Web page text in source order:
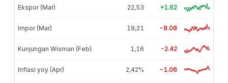
Ekspor (Mar) 22,53 +1.62
Impor (Mar) 19,21 -8.08
Kunjungan Wisman (Feb) 1,16 -2.42
Inflasi yoy (Apr) 2,42% -1.06